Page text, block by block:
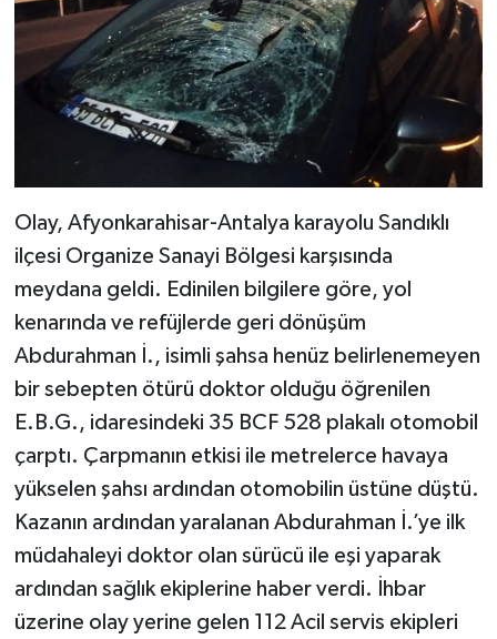
Olay, Afyonkarahisar-Antalya karayolu Sandıklı
ilçesi Organize Sanayi Bölgesi karşısında
meydana geldi. Edinilen bilgilere göre, yol
kenarında ve refüjlerde geri dönüşüm
Abdurahman İ., isimli şahsa henüz belirlenemeyen
bir sebepten ötürü doktor olduğu öğrenilen
E.B.G., idaresindeki 35 BCF 528 plakalı otomobil
çarptı. Çarpmanın etkisi ile metrelerce havaya
yükselen şahsı ardından otomobilin üstüne düştü.
Kazanın ardından yaralanan Abdurahman İ.’ye ilk
müdahaleyi doktor olan sürücü ile eşi yaparak
ardından sağlık ekiplerine haber verdi. İhbar
üzerine olay yerine gelen 112 Acil servis ekipleri